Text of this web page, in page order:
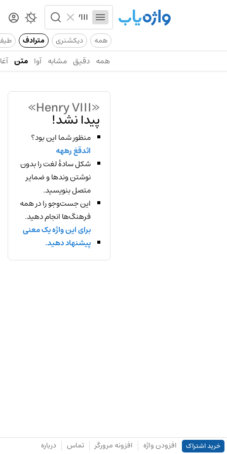
همه دیکشنری مترادف
همه دقیق مشابه آوا متن
«Henry VIII»
پیدا نشد!
منظور شما این بود؟
اثدقغ رههه
شکل سادهٔ لغت را بدون
نوشتن وندها و ضمایر
متصل بنویسید.
این جست‌وجو را در همه
فرهنگ‌ها انجام دهید.
برای این واژه یک معنی
پیشنهاد دهید.
خرید اشتراک افزودن واژه افزونه مرورگر تماس درباره